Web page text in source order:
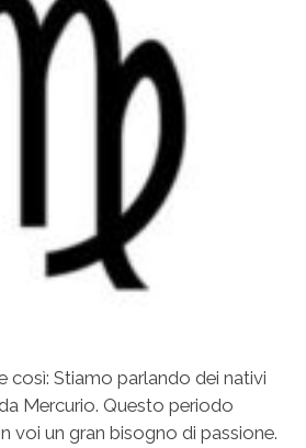
così: Stiamo parlando dei nativi
Mercurio. Questo periodo
voi un gran bisogno di passione.